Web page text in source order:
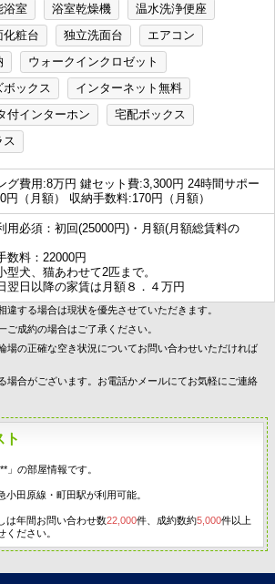
浴室
浴室乾燥機
温水洗浄便座
化粧台
独立洗面台
エアコン
ウォークインクロゼット
ボックス
インターネット無料
付インターホン
宅配ボックス
ス
グ費用:8万円 鍵セット費:3,300円 24時間サポー
円（月額） 収納手数料:170円（月額）
用必須：初回(25000円)・月額(月額総賃料の
数料：22000円
型犬、猫あわせて2匹まで。
翌日以降の家賃は月額８．４万円
違する場合は現状を優先させていただきます。
ご成約の場合はご了承ください。
場の正確な空き状況についてお問い合わせいただければ
場合がございます。お電話かメールにてお気軽にご連絡
ト
」の部屋情報です。
田原線・町田駅が利用可能。
は年間お問い合わせ数22,000件、成約数約5,000件以上
ください。